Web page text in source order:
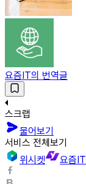
요즘IT의 번역글
스크랩
물어보기
서비스 전체보기
위시켓
요즘IT